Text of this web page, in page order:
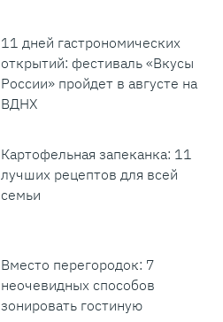
11 дней гастрономических
открытий: фестиваль «Вкусы
России» пройдет в августе на
ВДНХ
Картофельная запеканка: 11
лучших рецептов для всей
семьи
Вместо перегородок: 7
неочевидных способов
зонировать гостиную